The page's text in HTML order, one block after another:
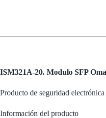
ISM321A-20. Modulo SFP
Producto de seguridad
Información del producto